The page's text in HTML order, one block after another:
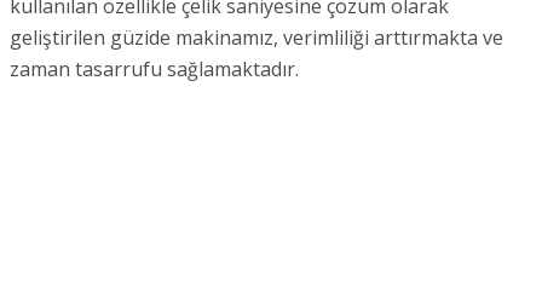
kullanılan özellikle çelik saniyesine çözüm olarak
geliştirilen güzide makinamız, verimliliği arttırmakta ve
zaman tasarrufu sağlamaktadır.